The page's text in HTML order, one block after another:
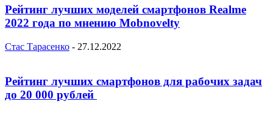
Рейтинг лучших моделей смартфонов Realme
2022 года по мнению Mobnovelty
Стас Тарасенко - 27.12.2022
Рейтинг лучших смартфонов для рабочих задач
до 20 000 рублей